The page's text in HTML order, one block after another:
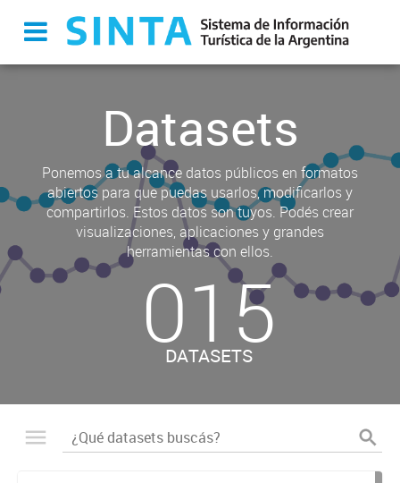
Datasets
Ponemos a tu alcance datos públicos en formatos
abiertos para que puedas usarlos, modificarlos y
compartirlos. Estos datos son tuyos. Podés crear
visualizaciones, aplicaciones y grandes
herramientas con ellos.
015
DATASETS